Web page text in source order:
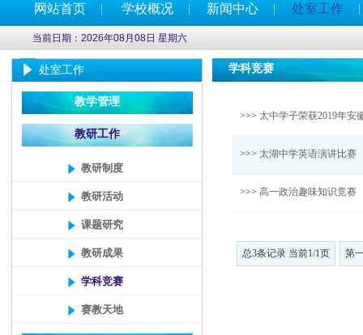
网站首页 学校概况 新闻中心 处室工作
当前日期：2026年08月08日 星期六
处室工作
教学管理
教研工作
教研制度
教研活动
课题研究
教研成果
学科竞赛
赛教天地
学科竞赛
>>> 太中学子荣获2019年安
>>> 太湖中学英语演讲比赛
>>> 高一政治趣味知识竞赛
总3条记录 当前1/1页 第